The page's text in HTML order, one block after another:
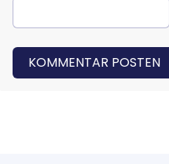
KOMMENTAR POSTEN